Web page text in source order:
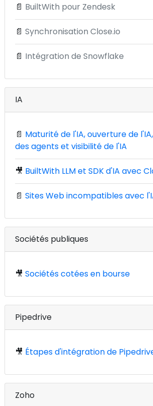
📄 BuiltWith pour Zendesk
📄 Synchronisation Close.io
📄 Intégration de Snowflake
IA
📄 Maturité de l'IA, ouverture de
des agents et visibilité de l'IA
🎥 BuiltWith LLM et SDK d'IA avec
📄 Sites Web incompatibles avec
Sociétés publiques
🎥 Sociétés cotées en bourse
Pipedrive
🎥 Étapes d'intégration de
Zoho